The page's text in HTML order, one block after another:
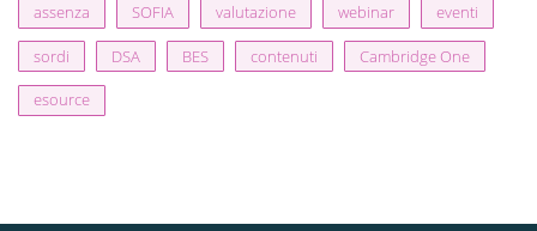
assenza SOFIA valutazione webinar eventi
sordi DSA BES contenuti Cambridge One
esource